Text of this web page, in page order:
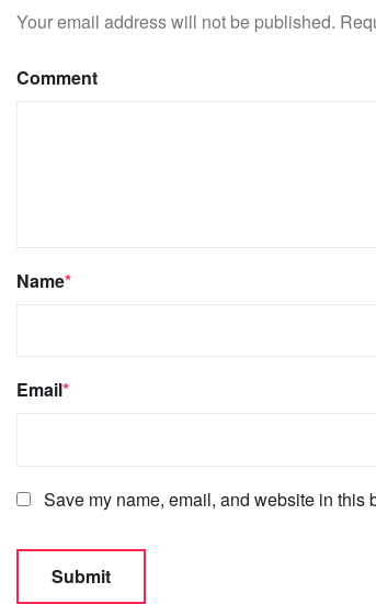
Your email address will not be published.
Comment
Name*
Email*
Save my name, email, and website in this